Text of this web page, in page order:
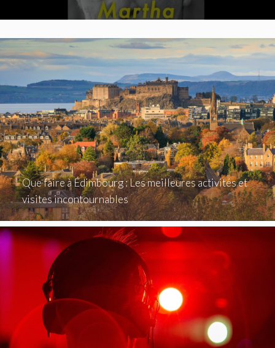
Que faire à Édimbourg : Les meilleures activités et
visites incontournables